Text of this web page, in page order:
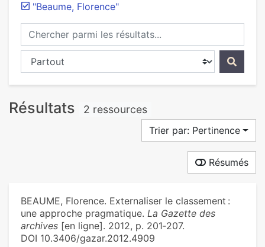
"Beaume, Florence"
Chercher parmi les résultats...
Chercher dans...
Résultats 2 ressources
Trier par: Pertinence
Résumés
BEAUME, Florence. Externaliser le classement :
une approche pragmatique. La Gazette des
archives [en ligne]. 2012, p. 201‑207.
DOI 10.3406/gazar.2012.4909